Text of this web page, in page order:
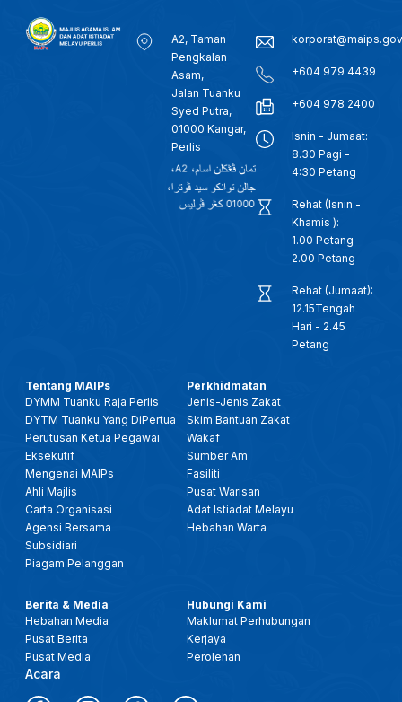
A2, Taman
Pengkalan
Asam,
Jalan Tuanku
Syed Putra,
01000 Kangar,
Perlis
+604 979 4439
+604 978 2400
Isnin - Jumaat:
8.30 Pagi -
4:30 Petang
Rehat (Isnin -
Khamis ):
1.00 Petang -
2.00 Petang
Rehat (Jumaat):
12.15Tengah
Hari - 2.45
Petang
Tentang MAIPs
DYMM Tuanku Raja Perlis
DYTM Tuanku Yang DiPertua
Perutusan Ketua Pegawai
Eksekutif
Mengenai MAIPs
Ahli Majlis
Carta Organisasi
Agensi Bersama
Subsidiari
Piagam Pelanggan
Perkhidmatan
Jenis-Jenis Zakat
Skim Bantuan Zakat
Wakaf
Sumber Am
Fasiliti
Pusat Warisan
Adat Istiadat Melayu
Hebahan Warta
Berita & Media
Hebahan Media
Pusat Berita
Pusat Media
Acara
Hubungi Kami
Maklumat Perhubungan
Kerjaya
Perolehan